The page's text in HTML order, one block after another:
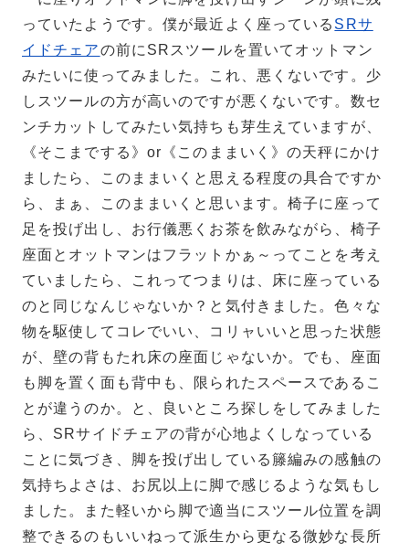
っていたようです。僕が最近よく座っている SRサ
イドチェアの前にSRスツールを置いてオットマン
みたいに使ってみました。これ、悪くないです。少
しスツールの方が高いのですが悪くないです。数セ
ンチカットしてみたい気持ちも芽生えていますが、
《そこまでする》or《このままいく》の天秤にかけ
ましたら、このままいくと思える程度の具合ですか
ら、まぁ、このままいくと思います。椅子に座って
足を投げ出し、お行儀悪くお茶を飲みながら、椅子
座面とオットマンはフラットかぁ～ってことを考え
ていましたら、これってつまりは、床に座っている
のと同じなんじゃないか？と気付きました。色々な
物を駆使してコレでいい、コリャいいと思った状態
が、壁の背もたれ床の座面じゃないか。でも、座面
も脚を置く面も背中も、限られたスペースであるこ
とが違うのか。と、良いところ探しをしてみました
ら、SRサイドチェアの背が心地よくしなっている
ことに気づき、脚を投げ出している籐編みの感触の
気持ちよさは、お尻以上に脚で感じるような気もし
ました。また軽いから脚で適当にスツール位置を調
整できるのもいいねって派生から更なる微妙な長所